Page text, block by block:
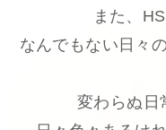
また、
なんでもない日々
変わらぬ日